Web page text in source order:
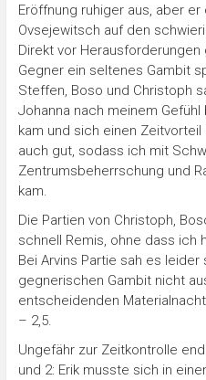
Eröffnung ruhiger aus, aber
Ovsejewitsch auf den
Direkt vor
Gegner ein seltenes Gambit
Steffen, Boso und Christoph
Johanna nach meinem
kam und sich einen
auch gut, sodass ich mit
Zentrumsbeherrschung und
kam.
Die Partien von Christoph,
schnell Remis, ohne dass ich
Bei Arvins Partie sah es
gegnerischen Gambit nicht
entscheidenden
– 2,5.
Ungefähr zur Zeitkontrolle
und 2: Erik musste sich in